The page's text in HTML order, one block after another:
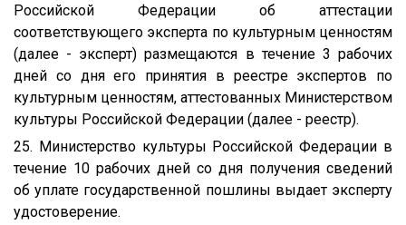
Российской Федерации об аттестации
соответствующего эксперта по культурным ценностям
(далее - эксперт) размещаются в течение 3 рабочих
дней со дня его принятия в реестре экспертов по
культурным ценностям, аттестованных Министерством
культуры Российской Федерации (далее - реестр).
25. Министерство культуры Российской Федерации в
течение 10 рабочих дней со дня получения сведений
об уплате государственной пошлины выдает эксперту
удостоверение.